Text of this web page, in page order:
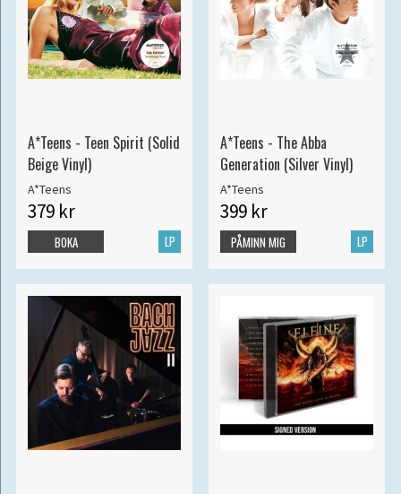
A*Teens - Teen Spirit (Solid
Beige Vinyl)
A*Teens
379 kr
LP
BOKA
A*Teens - The Abba
Generation (Silver Vinyl)
A*Teens
399 kr
LP
PÅMINN MIG